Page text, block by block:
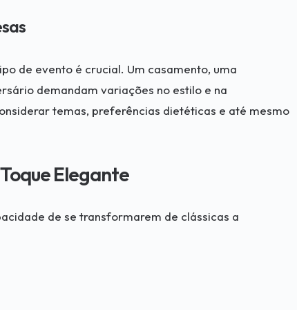
de evento é crucial. Um casamento, uma
demandam variações no estilo e na
temas, preferências dietéticas e até mesmo
Elegante
de se transformarem de clássicas a